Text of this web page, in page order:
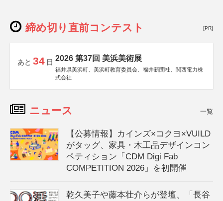
締め切り直前コンテスト [PR]
あと 34 日 2026 第37回 美浜美術展
福井県美浜町、美浜町教育委員会、福井新聞社、関西電力株
式会社
ニュース 一覧
【公募情報】カインズ×コクヨ×VUILD
がタッグ、家具・木工品デザインコン
ペティション「CDM Digi Fab
COMPETITION 2026」を初開催
乾久美子や藤本壮介らが登壇、「長谷